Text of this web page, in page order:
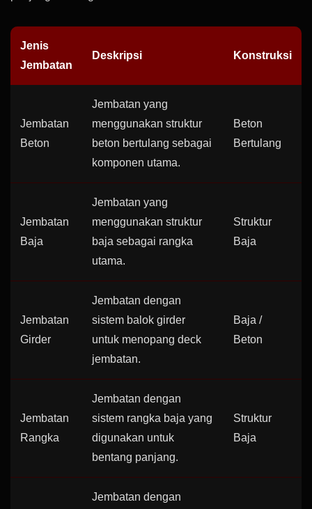
Jenis
Jembatan
Deskripsi Konstruksi
Jembatan
Beton
Jembatan yang
menggunakan struktur
beton bertulang sebagai
komponen utama.
Beton
Bertulang
Jembatan
Baja
Jembatan yang
menggunakan struktur
baja sebagai rangka
utama.
Struktur
Baja
Jembatan
Girder
Jembatan dengan
sistem balok girder
untuk menopang deck
jembatan.
Baja /
Beton
Jembatan
Rangka
Jembatan dengan
sistem rangka baja yang
digunakan untuk
bentang panjang.
Struktur
Baja
Jembatan dengan